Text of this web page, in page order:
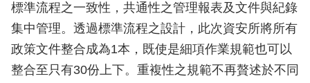
標準流程之一致性，共通性之管理報表及文件與紀錄
集中管理。透過標準流程之設計，此次資安所將所有
政策文件整合成為1本，既使是細項作業規範也可以
整合至只有30份上下。重複性之規範不再贅述於不同